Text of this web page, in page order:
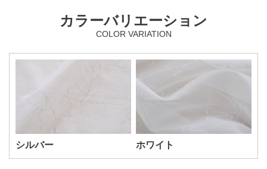
カラーバリエーション
COLOR VARIATION
シルバー ホワイト